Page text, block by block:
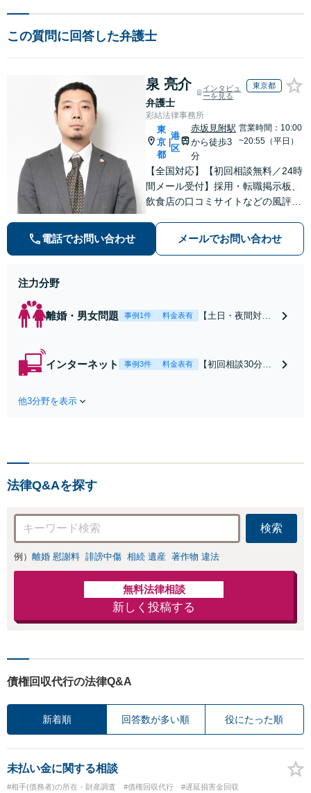
この質問に回答した弁護士
泉 亮介
弁護士
インタビュ
ーを見る
東京都
彩結法律事務所
東
京
都
港
区
赤坂見附駅
から徒歩3
分
営業時間：10:00
~20:55（平日）
【全国対応】【初回相談無料／24時
間メール受付】採用・転職掲示板、
飲食店の口コミサイトなどの風評被
の種類を問わず相談可。可能な限り
早期対応で駆けつけサポート【労
電話でお問い合わせ メールでお問い合わせ
注力分野
離婚・男女問題 事例1件 料金表有
【土日・夜間対応
れたら、サインす
インターネット 事例3件 料金表有
【初回相談30分無
お店の風評被害対
応可：開示請求の
意見照会が来たと
きの対処法、被害
者との示談交渉
他3分野を表示
法律Q&Aを探す
検索
例） 離婚 慰謝料 誹謗中傷 相続 遺産 著作物 違法
無料法律相談
新しく投稿する
債権回収代行の法律Q&A
新着順 回答数が多い順 役にたった順
未払い金に関する相談
#相手(債務者)の所在・財産調査 #債権回収代行 #遅延損害金回収